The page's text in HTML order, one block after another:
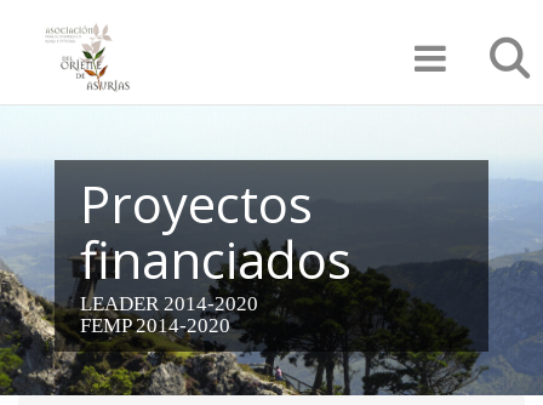
contenido
Proyectos
financiados
LEADER 2014-2020
FEMP 2014-2020